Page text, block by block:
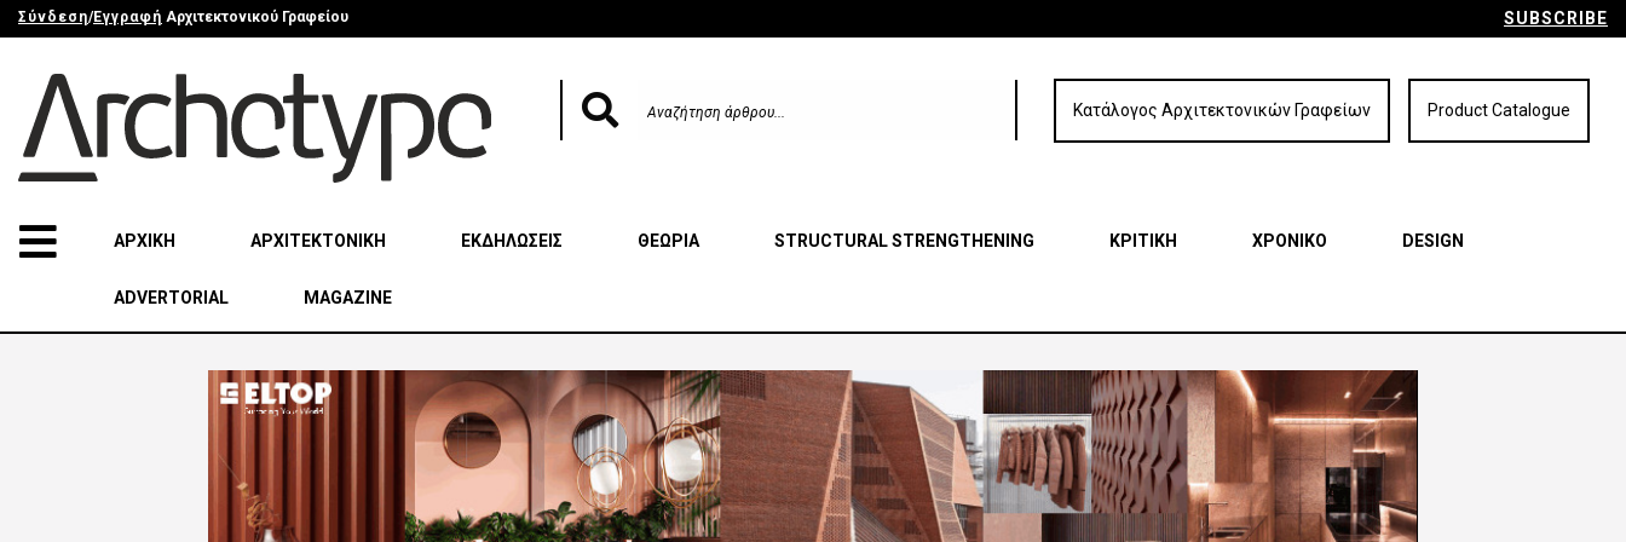
Σύνδεση/Εγγραφή Αρχιτεκτονικού Γραφείου SUBSCRIBE
Κατάλογος Αρχιτεκτονικών Γραφείων Product Catalogue
ΑΡΧΙΚΗ ΑΡΧΙΤΕΚΤΟΝΙΚΗ ΕΚΔΗΛΩΣΕΙΣ ΘΕΩΡΙΑ STRUCTURAL STRENGTHENING ΚΡΙΤΙΚΗ ΧΡΟΝΙΚΟ DESIGN
ADVERTORIAL MAGAZINE